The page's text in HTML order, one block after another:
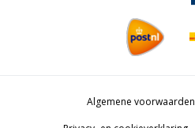
Algemene voorwaarden